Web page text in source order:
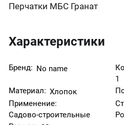
Перчатки МБС Гранат
Характеристики
Бренд: No name
1
Материал: Хлопок
Применение:
Садово-строительные